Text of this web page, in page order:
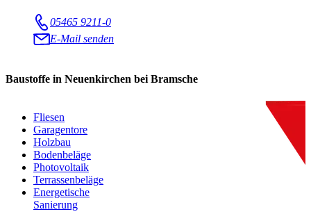
05465 9211-0
E-Mail senden
Baustoffe in Neuenkirchen bei Bramsche
Fliesen
Garagentore
Holzbau
Bodenbeläge
Photovoltaik
Terrassenbeläge
Energetische
Sanierung